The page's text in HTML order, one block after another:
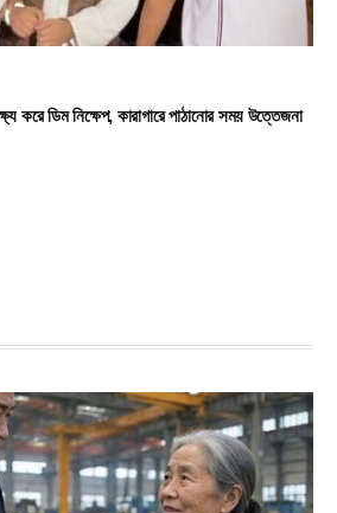
করে ডিম নিক্ষেপ, কারাগারে পাঠানোর সময় উত্তেজনা